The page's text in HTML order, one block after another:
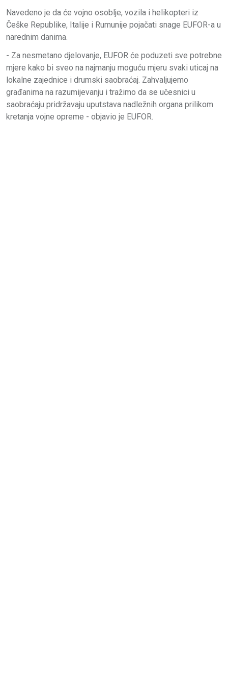
Navedeno je da će vojno osoblje, vozila i helikopteri iz
Češke Republike, Italije i Rumunije pojačati snage EUFOR-a u
narednim danima.
- Za nesmetano djelovanje, EUFOR će poduzeti sve potrebne
mjere kako bi sveo na najmanju moguću mjeru svaki uticaj na
lokalne zajednice i drumski saobraćaj. Zahvaljujemo
građanima na razumijevanju i tražimo da se učesnici u
saobraćaju pridržavaju uputstava nadležnih organa prilikom
kretanja vojne opreme - objavio je EUFOR.